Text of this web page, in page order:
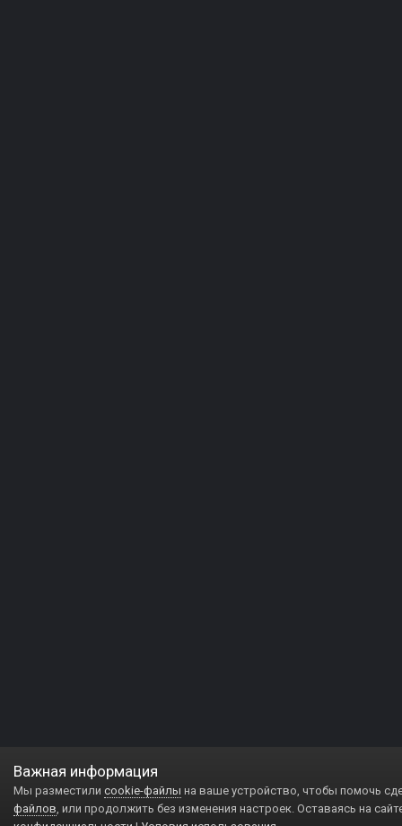
Важная информация
Мы разместили cookie-файлы на ваше устройство, чтобы помочь
файлов, или продолжить без изменения настроек. Оставаясь на